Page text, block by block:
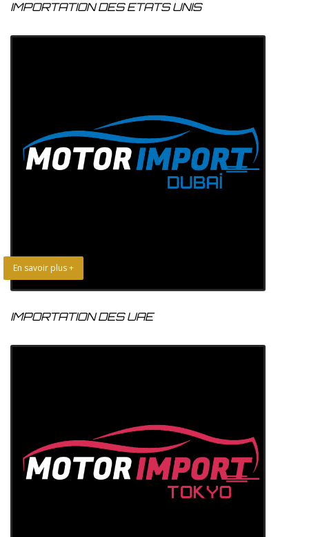
IMPORTATION DES ETATS UNIS
En savoir plus +
IMPORTATION DES UAE